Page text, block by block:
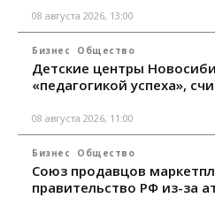
08 августа 2026, 13:00
Бизнес Общество
Детские центры
«педагогикой успеха»,
08 августа 2026, 11:00
Бизнес Общество
Союз продавцов
правительство РФ из-за